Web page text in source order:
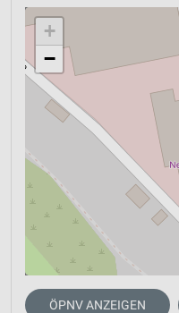
+
−
ÖPNV ANZEIGEN